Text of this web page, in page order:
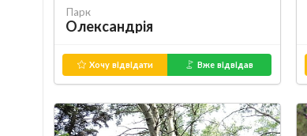
Парк
Олександрія
Хочу відвідати Вже відвідав